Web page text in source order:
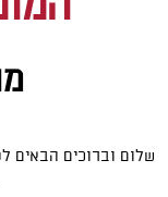
שלום וברוכים הבאים